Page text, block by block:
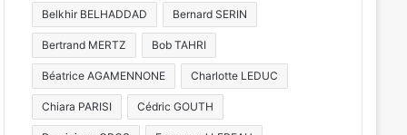
Belkhir BELHADDAD Bernard SERIN
Bertrand MERTZ Bob TAHRI
Béatrice AGAMENNONE Charlotte LEDUC
Chiara PARISI Cédric GOUTH